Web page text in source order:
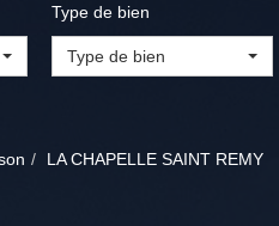
Type de bien
Type de bien
LA CHAPELLE SAINT REMY